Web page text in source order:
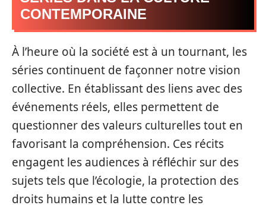
CONTEMPORAINE
À l’heure où la société est à un tournant, les
séries continuent de façonner notre vision
collective. En établissant des liens avec des
événements réels, elles permettent de
questionner des valeurs culturelles tout en
favorisant la compréhension. Ces récits
engagent les audiences à réfléchir sur des
sujets tels que l’écologie, la protection des
droits humains et la lutte contre les